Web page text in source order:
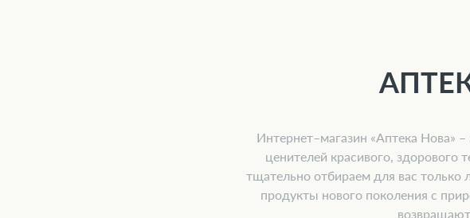
Интернет–магазин «Аптека Нова»
ценителей красивого,
тщательно отбираем для вас только
продукты нового поколения с